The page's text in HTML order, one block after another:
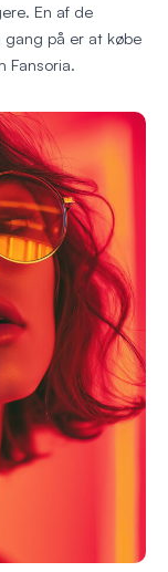
En af de
på er at købe
Fansoria.